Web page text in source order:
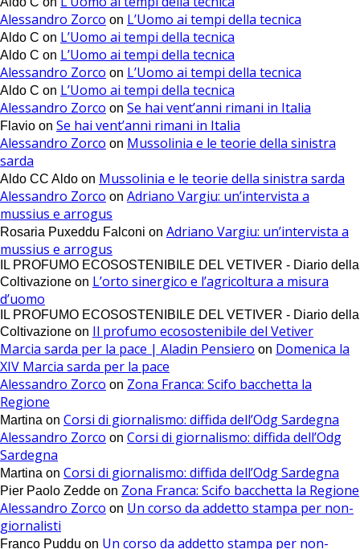
Alessandro Zorco on L’Uomo ai tempi della tecnica
Aldo C on L’Uomo ai tempi della tecnica
Aldo C on L’Uomo ai tempi della tecnica
Alessandro Zorco on L’Uomo ai tempi della tecnica
Aldo C on L’Uomo ai tempi della tecnica
Alessandro Zorco on Se hai vent’anni rimani in Italia
Flavio on Se hai vent’anni rimani in Italia
Alessandro Zorco on Mussolinia e le teorie della sinistra
sarda
Aldo CC Aldo on Mussolinia e le teorie della sinistra sarda
Alessandro Zorco on Adriano Vargiu: un’intervista a
mussius e arrogus
Rosaria Puxeddu Falconi on Adriano Vargiu: un’intervista a
mussius e arrogus
IL PROFUMO ECOSOSTENIBILE DEL VETIVER - Diario della
Coltivazione on L’orto sinergico e l’agricoltura a misura
d’uomo
IL PROFUMO ECOSOSTENIBILE DEL VETIVER - Diario della
Coltivazione on Il profumo ecosostenibile del Vetiver
Marcia sarda per la pace | Aladin Pensiero on Domenica la
XIV Marcia sarda per la pace
Alessandro Zorco on Zona Franca: Scifo bacchetta la
Regione
Martina on Corsi di giornalismo: diffida dell’Odg Sardegna
Alessandro Zorco on Corsi di giornalismo: diffida dell’Odg
Sardegna
Martina on Corsi di giornalismo: diffida dell’Odg Sardegna
Pier Paolo Zedde on Zona Franca: Scifo bacchetta la Regione
Alessandro Zorco on Un corso da addetto stampa per non-
giornalisti
Franco Puddu on Un corso da addetto stampa per non-